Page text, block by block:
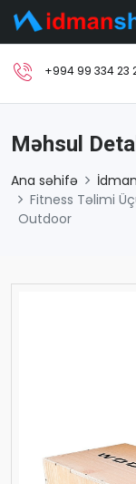
+994 99 334 23
Məhsul
Ana səhifə
Fitness Təlimi
Outdoor